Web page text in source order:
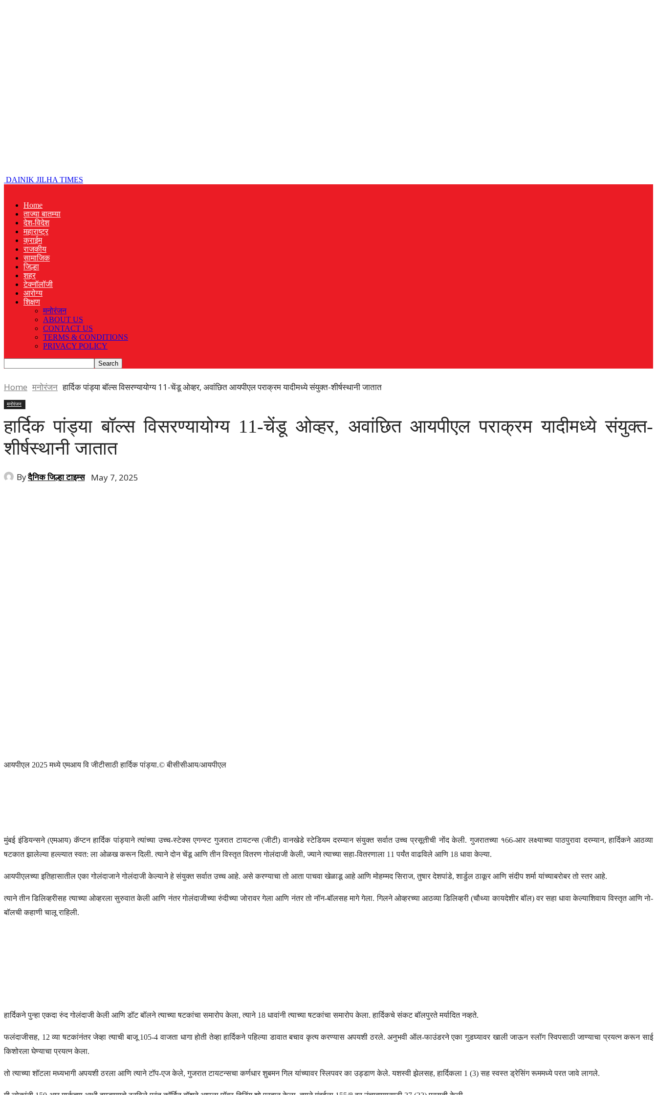
DAINIK JILHA TIMES
Home
ताज्या बातम्या
देश-विदेश
महाराष्ट्र
क्राईम
राजकीय
सामाजिक
जिल्हा
शहर
टेक्नॉलॉजी
आरोग्य
शिक्षण
मनोरंजन
ABOUT US
CONTACT US
TERMS & CONDITIONS
PRIVACY POLICY
Home मनोरंजन हार्दिक पांड्या बॉल्स विसरण्यायोग्य 11-चेंडू ओव्हर, अवांछित आयपीएल पराक्रम यादीमध्ये संयुक्त-शीर्षस्थानी जातात
मनोरंजन
हार्दिक पांड्या बॉल्स विसरण्यायोग्य 11-चेंडू ओव्हर, अवांछित आयपीएल पराक्रम यादीमध्ये संयुक्त-
शीर्षस्थानी जातात
Byदैनिक जिल्हा टाइम्स May 7, 2025
आयपीएल 2025 मध्ये एमआय वि जीटीसाठी हार्दिक पांड्या.© बीसीसीआय/आयपीएल
मुंबई इंडियन्सने (एमआय) कॅप्टन हार्दिक पांड्याने त्यांच्या उच्च-स्टेक्स एगन्स्ट गुजरात टायटन्स (जीटी) वानखेडे स्टेडियम दरम्यान संयुक्त सर्वात उच्च प्रसूतीची नोंद केली. गुजरातच्या १66-आर लक्ष्याच्या पाठपुरावा दरम्यान, हार्दिकने आठव्या
षटकात झालेल्या हल्ल्यात स्वत: ला ओळख करून दिली. त्याने दोन चेंडू आणि तीन विस्तृत वितरण गोलंदाजी केली, ज्याने त्याच्या सहा-वितरणाला 11 पर्यंत वाढविले आणि 18 धावा केल्या.
आयपीएलच्या इतिहासातील एका गोलंदाजाने गोलंदाजी केल्याने हे संयुक्त सर्वात उच्च आहे. असे करण्याचा तो आता पाचवा खेळाडू आहे आणि मोहम्मद सिराज, तुषार देशपांडे, शार्डुल ठाकूर आणि संदीप शर्मा यांच्याबरोबर तो स्तर आहे.
त्याने तीन डिलिव्हरीसह त्याच्या ओव्हरला सुरुवात केली आणि नंतर गोलंदाजीच्या रुंदीच्या जोरावर गेला आणि नंतर तो नॉन-बॉलसह मागे गेला. गिलने ओव्हरच्या आठव्या डिलिव्हरी (चौथ्या कायदेशीर बॉल) वर सहा धावा केल्याशिवाय विस्तृत आणि नो-
बॉलची कहाणी चालू राहिली.
हार्दिकने पुन्हा एकदा रुंद गोलंदाजी केली आणि डॉट बॉलने त्याच्या षटकांचा समारोप केला, त्याने 18 धावांनी त्याच्या षटकांचा समारोप केला. हार्दिकचे संकट बॉलपुरते मर्यादित नव्हते.
फलंदाजीसह, 12 व्या षटकांनंतर जेव्हा त्याची बाजू 105-4 वाजता धागा होती तेव्हा हार्दिकने पहिल्या डावात बचाव कृत्य करण्यास अपयशी ठरले. अनुभवी ऑल-फाउंडरने एका गुडघ्यावर खाली जाऊन स्लॉग स्विपसाठी जाण्याचा प्रयत्न करून साई
किशोरला घेण्याचा प्रयत्न केला.
तो त्याच्या शॉटला मध्यभागी अपयशी ठरला आणि त्याने टॉप-एज केले, गुजरात टायटन्सचा कर्णधार शुबमन गिल यांच्यावर स्लिपवर का उड्डाण केले. यशस्वी झेलसह, हार्दिकला 1 (3) सह स्वस्त ड्रेसिंग रूममध्ये परत जावे लागले.